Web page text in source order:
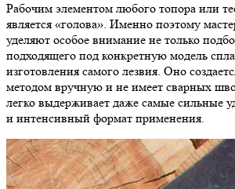
Рабочим элементом любого топора или
является «голова». Именно поэтому
уделяют особое внимание не только
подходящего под конкретную модель
изготовления самого лезвия. Оно
методом вручную и не имеет сварных
легко выдерживает даже самые сильные
и интенсивный формат применения.